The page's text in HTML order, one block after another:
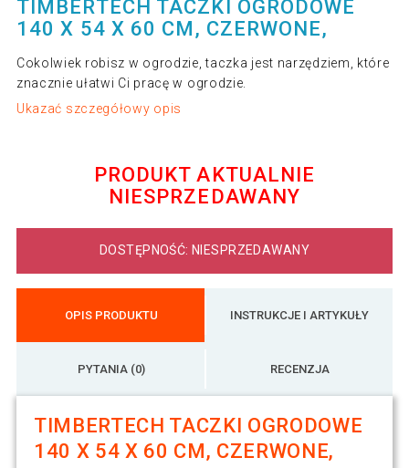
TIMBERTECH TACZKI OGRODOWE
‎140 X 54 X 60 CM, CZERWONE,
Cokolwiek robisz w ogrodzie, taczka jest narzędziem, które
znacznie ułatwi Ci pracę w ogrodzie.
Ukazać szczegółowy opis
PRODUKT AKTUALNIE
NIESPRZEDAWANY
DOSTĘPNOŚĆ: NIESPRZEDAWANY
OPIS PRODUKTU INSTRUKCJE I ARTYKUŁY
PYTANIA (0) RECENZJA
TIMBERTECH TACZKI OGRODOWE
‎140 X 54 X 60 CM, CZERWONE,